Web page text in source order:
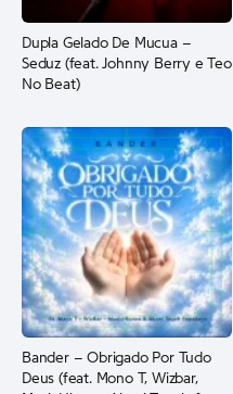
Dupla Gelado De Mucua –
Seduz (feat. Johnny Berry e Teo
No Beat)
Bander – Obrigado Por Tudo
Deus (feat. Mono T, Wizbar,